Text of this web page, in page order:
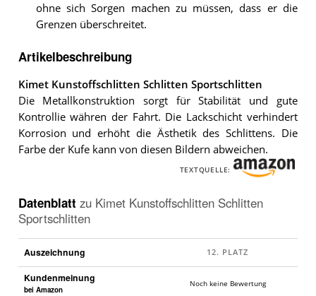
ohne sich Sorgen machen zu müssen, dass er die
Grenzen überschreitet.
Artikelbeschreibung
Kimet Kunstoffschlitten Schlitten Sportschlitten
Die Metallkonstruktion sorgt für Stabilität und gute
Kontrollie währen der Fahrt. Die Lackschicht verhindert
Korrosion und erhöht die Ästhetik des Schlittens. Die
Farbe der Kufe kann von diesen Bildern abweichen.
TEXTQUELLE:
Datenblatt zu Kimet Kunstoffschlitten Schlitten
Sportschlitten
Auszeichnung
Kundenmeinung
bei Amazon
Noch keine Bewertung